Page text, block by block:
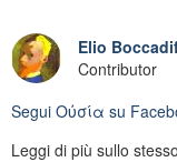
Elio
Contributor
Segui Oὐσία su
Leggi di più sullo